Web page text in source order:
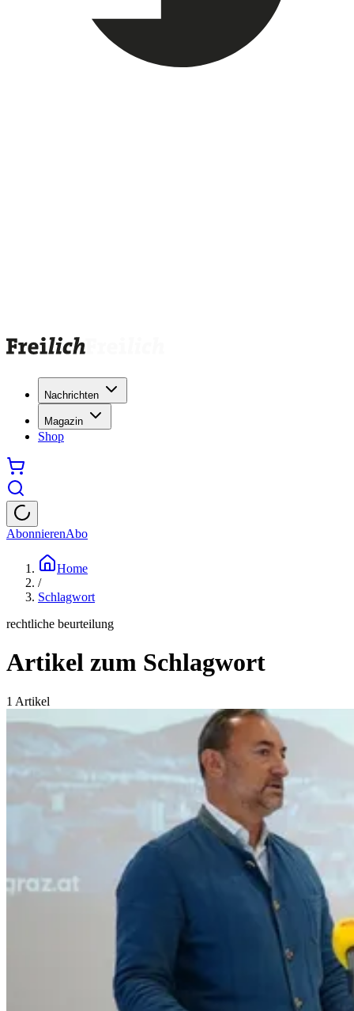
Nachrichten
Magazin
Shop
AbonnierenAbo
Home
/
Schlagwort
rechtliche beurteilung
Artikel zum Schlagwort
1 Artikel